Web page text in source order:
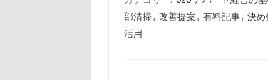
部清掃, 改善提案 , 有料記事, 決め
活用